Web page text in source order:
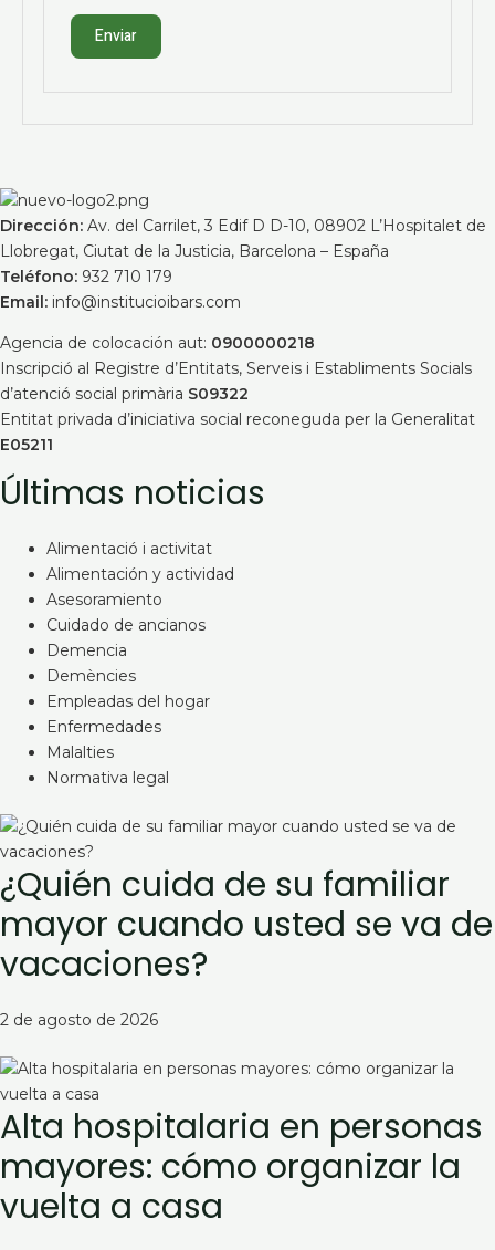
Dirección: Av. del Carrilet, 3 Edif D D-10, 08902 L’Hospitalet de
Llobregat, Ciutat de la Justicia, Barcelona – España
Teléfono: 932 710 179
Email: info@institucioibars.com
Agencia de colocación aut: 0900000218
Inscripció al Registre d’Entitats, Serveis i Establiments Socials
d’atenció social primària S09322
Entitat privada d’iniciativa social reconeguda per la Generalitat
E05211
Últimas noticias
Alimentació i activitat
Alimentación y actividad
Asesoramiento
Cuidado de ancianos
Demencia
Demències
Empleadas del hogar
Enfermedades
Malalties
Normativa legal
¿Quién cuida de su familiar
mayor cuando usted se va de
vacaciones?
2 de agosto de 2026
Alta hospitalaria en personas
mayores: cómo organizar la
vuelta a casa